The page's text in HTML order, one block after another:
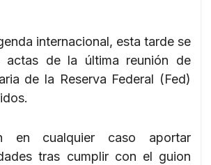
internacional, esta tarde se
actas de la última reunión de
de la Reserva Federal (Fed)
en cualquier caso aportar
tras cumplir con el guion